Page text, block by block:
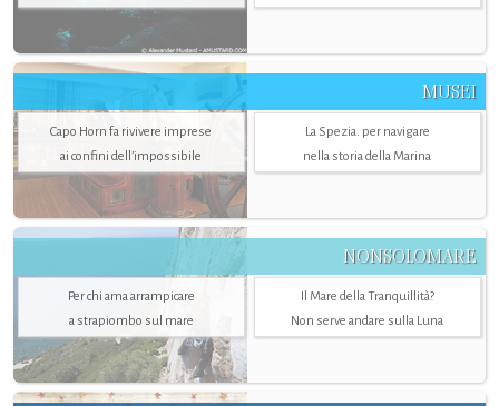
MUSEI
Capo Horn fa rivivere imprese
ai confini dell’impossibile
La Spezia. per navigare
nella storia della Marina
NONSOLOMARE
Per chi ama arrampicare
a strapiombo sul mare
Il Mare della Tranquillità?
Non serve andare sulla Luna